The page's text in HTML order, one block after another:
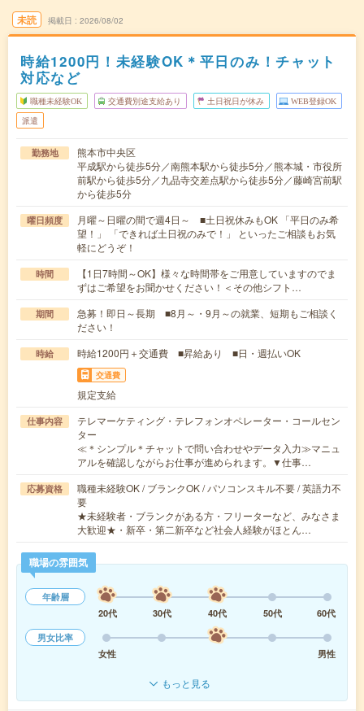
未読 掲載日 2026/08/02
時給1200円！未経験OK＊平日のみ！チャット
対応など
職種未経験OK 交通費別途支給あり 土日祝日が休み WEB登録OK
派遣
勤務地
熊本市中央区
平成駅から徒歩5分／南熊本駅から徒歩5分／熊本城・市役所
前駅から徒歩5分／九品寺交差点駅から徒歩5分／藤崎宮前駅
から徒歩5分
曜日頻度
月曜～日曜の間で週4日～ ■土日祝休みもOK 「平日のみ希
望！」 「できれば土日祝のみで！」 といったご相談もお気
軽にどうぞ！
時間
【1日7時間～OK】様々な時間帯をご用意していますのでま
ずはご希望をお聞かせください！＜その他シフト…
期間
急募！即日～長期 ■8月～・9月～の就業、短期もご相談く
ださい！
時給 時給1200円＋交通費 ■昇給あり ■日・週払いOK
交通費
規定支給
仕事内容
テレマーケティング・テレフォンオペレーター・コールセン
ター
≪＊シンプル＊チャットで問い合わせやデータ入力≫マニュ
アルを確認しながらお仕事が進められます。▼仕事…
応募資格
職種未経験OK / ブランクOK / パソコンスキル不要 / 英語力不
要
★未経験者・ブランクがある方・フリーターなど、みなさま
大歓迎★・新卒・第二新卒など社会人経験がほとん…
職場の雰囲気
年齢層
20代
30代 40代 50代
60代
男女比率
女性
男性
もっと見る